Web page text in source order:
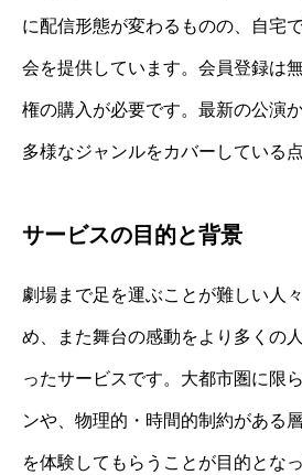
に配信形態が変わるものの、自宅
会を提供しています。会員登録は
権の購入が必要です。最新の公演
多様なジャンルをカバーしている
サービスの目的と背景
劇場まで足を運ぶことが難しい人
め、また舞台の感動をより多くの
ったサービスです。大都市圏に限
ンや、物理的・時間的制約がある
を体験してもらうことが目的とな